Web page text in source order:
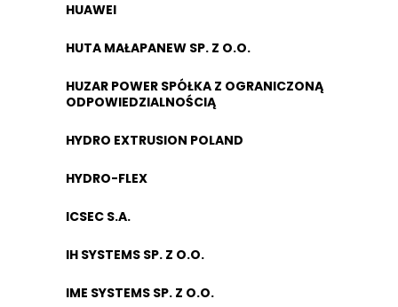
HUAWEI
HUTA MAŁAPANEW SP. Z O.O.
HUZAR POWER SPÓŁKA Z OGRANICZONĄ
ODPOWIEDZIALNOŚCIĄ
HYDRO EXTRUSION POLAND
HYDRO-FLEX
ICSEC S.A.
IH SYSTEMS SP. Z O.O.
IME SYSTEMS SP. Z O.O.